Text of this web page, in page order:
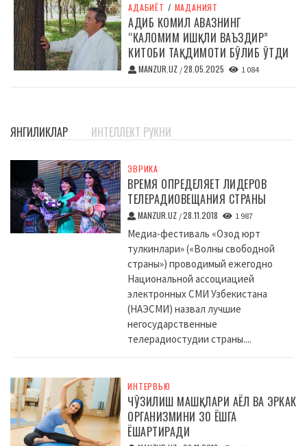
АДАБИЁТ / МАДАНИЯТ
АДИБ КОМИЛ АВАЗНИНГ
“КАЛОМИМ ИШҚЛИ ВАЪЗДИР”
КИТОБИ ТАҚДИМОТИ БЎЛИБ ЎТДИ
MANZUR.UZ /28.05.2025 1 084
ЯНГИЛИКЛАР ИНТЕЛЛЕКТ РУКНИ
ЭВРИКА
ВРЕМЯ ОПРЕДЕЛЯЕТ ЛИДЕРОВ
ТЕЛЕРАДИОВЕЩАНИЯ СТРАНЫ
MANZUR.UZ /28.11.2018 1 987
Медиа-фестиваль «Озод юрт
тулкинлари» («Волны свободной
страны») проводимый ежегодно
Национальной ассоциацией
электронных СМИ Узбекистана
(НАЭСМИ) назвал лучшие
негосударственные
телерадиостудии страны....
ИНТЕРВЬЮ
ЧЎЗИЛИШ МАШҚЛАРИ АЁЛ ВА ЭРКАК
ОРГАНИЗМИНИ 30 ЁШГА
ЁШАРТИРАДИ